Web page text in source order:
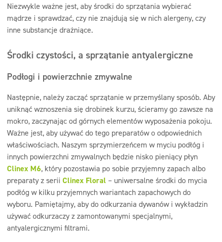
Niezwykle ważne jest, aby środki do sprzątania wybierać
mądrze i sprawdzać, czy nie znajdują się w nich alergeny, czy
inne substancje drażniące.
Środki czystości, a sprzątanie antyalergiczne
Podłogi i powierzchnie zmywalne
Następnie, należy zacząć sprzątanie w przemyślany sposób. Aby
uniknąć wznoszenia się drobinek kurzu, ścieramy go zawsze na
mokro, zaczynając od górnych elementów wyposażenia pokoju.
Ważne jest, aby używać do tego preparatów o odpowiednich
właściwościach. Naszym sprzymierzeńcem w myciu podłóg i
innych powierzchni zmywalnych będzie nisko pieniący płyn
Clinex M6, który pozostawia po sobie przyjemny zapach albo
preparaty z serii Clinex Floral – uniwersalne środki do mycia
podłóg w kilku przyjemnych wariantach zapachowych do
wyboru. Pamiętajmy, aby do odkurzania dywanów i wykładzin
używać odkurzaczy z zamontowanymi specjalnymi,
antyalergicznymi filtrami.